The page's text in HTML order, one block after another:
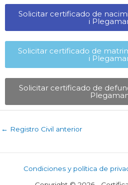
Solicitar certificado de
i
Solicitar certificado de
i
Solicitar certificado de
← Registro Civil anterior
Condiciones y política de